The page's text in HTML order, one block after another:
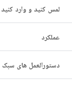
لمس کنید و وارد کنید
عملکرد
دستورالعمل های سبک